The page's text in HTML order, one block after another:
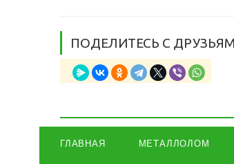
ПОДЕЛИТЕСЬ С
ГЛАВНАЯ МЕТАЛЛОЛОМ